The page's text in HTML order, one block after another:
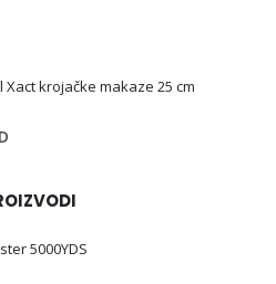
krojačke makaze 25 cm
5000YDS